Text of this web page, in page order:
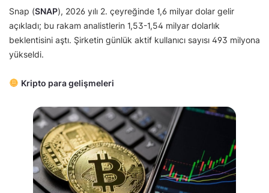
Snap (SNAP), 2026 yılı 2. çeyreğinde 1,6 milyar dolar gelir
açıkladı; bu rakam analistlerin 1,53-1,54 milyar dolarlık
beklentisini aştı. Şirketin günlük aktif kullanıcı sayısı 493 milyona
yükseldi.
Kripto para gelişmeleri